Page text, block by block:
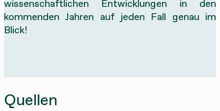
wissenschaftlichen Entwicklungen in den
kommenden Jahren auf jeden Fall genau im
Blick!
Quellen